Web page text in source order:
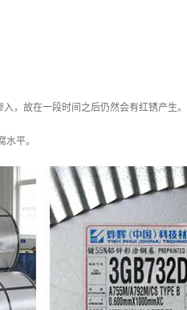
，故在一段时间之后仍然会有红锈产生
平。